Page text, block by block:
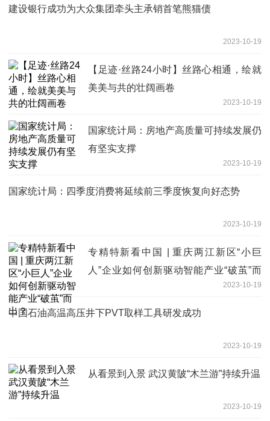
建设银行成功为大众集团牵头主承销首笔熊猫债
2023-10-19
【足迹·丝路24小时】丝路心相通，绘就
美美与共的壮阔画卷
2023-10-19
国家统计局：房地产高质量可持续发展仍
有坚实支撑
2023-10-19
国家统计局：四季度消费将延续前三季度恢复向好态势
2023-10-19
专精特新看中国 | 重庆两江新区“小巨
人”企业如何创新驱动智能产业“破茧”而
2023-10-19
中国石油高温高压井下PVT取样工具研发成功
2023-10-19
从看景到入景 武汉黄陂“木兰游”持续升温
2023-10-19